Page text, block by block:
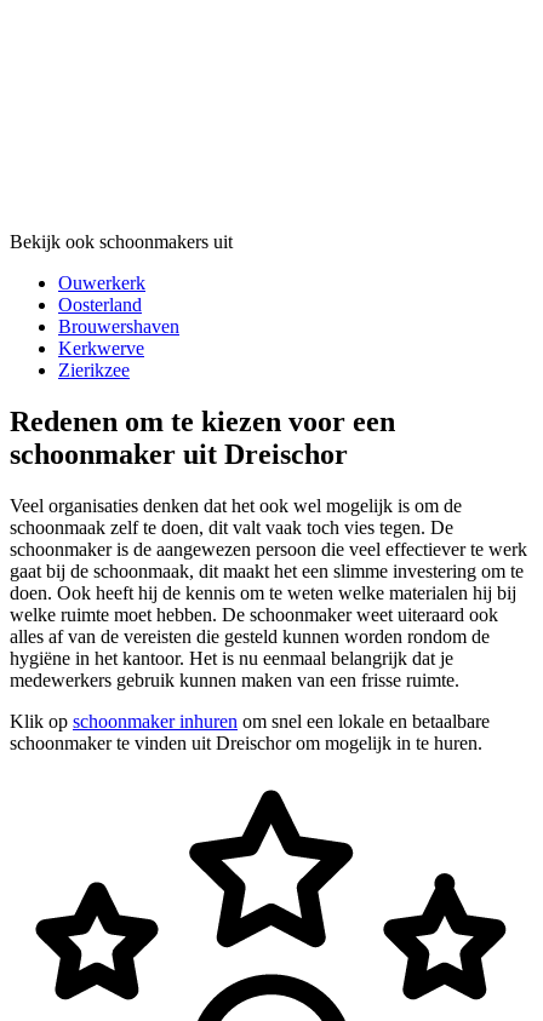
Bekijk ook schoonmakers uit
Ouwerkerk
Oosterland
Brouwershaven
Kerkwerve
Zierikzee
Redenen om te kiezen voor een
schoonmaker uit Dreischor
Veel organisaties denken dat het ook wel mogelijk is om de
schoonmaak zelf te doen, dit valt vaak toch vies tegen. De
schoonmaker is de aangewezen persoon die veel effectiever te werk
gaat bij de schoonmaak, dit maakt het een slimme investering om te
doen. Ook heeft hij de kennis om te weten welke materialen hij bij
welke ruimte moet hebben. De schoonmaker weet uiteraard ook
alles af van de vereisten die gesteld kunnen worden rondom de
hygiëne in het kantoor. Het is nu eenmaal belangrijk dat je
medewerkers gebruik kunnen maken van een frisse ruimte.
Klik op schoonmaker inhuren om snel een lokale en betaalbare
schoonmaker te vinden uit Dreischor om mogelijk in te huren.